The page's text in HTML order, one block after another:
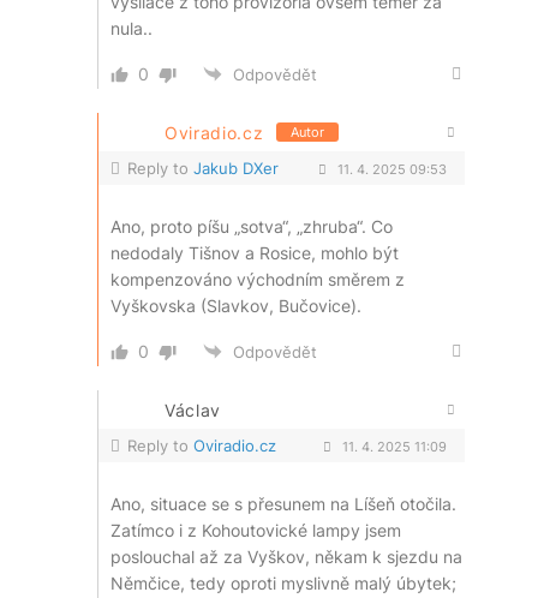
nula..
0 Odpovědět
Oviradio.cz Autor
Reply to Jakub DXer 11. 4. 2025 09:53
Ano, proto píšu „sotva“, „zhruba“. Co
nedodaly Tišnov a Rosice, mohlo být
kompenzováno východním směrem z
Vyškovska (Slavkov, Bučovice).
0 Odpovědět
Václav
Reply to Oviradio.cz 11. 4. 2025 11:09
Ano, situace se s přesunem na Líšeň otočila.
Zatímco i z Kohoutovické lampy jsem
poslouchal až za Vyškov, někam k sjezdu na
Němčice, tedy oproti myslivně malý úbytek;